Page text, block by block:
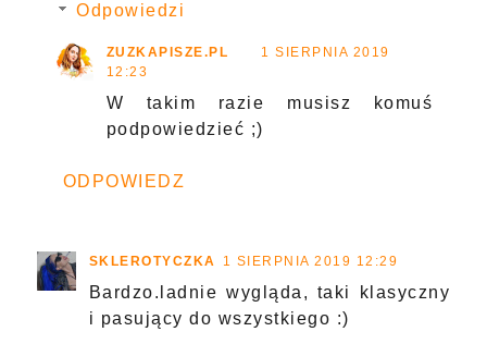
Odpowiedzi
ZUZKAPISZE.PL
1 SIERPNIA 2019
12:23
W takim razie musisz komuś
podpowiedzieć ;)
ODPOWIEDZ
SKLEROTYCZKA 1 SIERPNIA 2019 12:29
Bardzo.ladnie wygląda, taki klasyczny
i pasujący do wszystkiego :)